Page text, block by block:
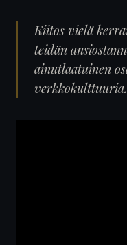
Kiitos vielä
teidän
ainutlaatuinen
verkkokulttuuria.